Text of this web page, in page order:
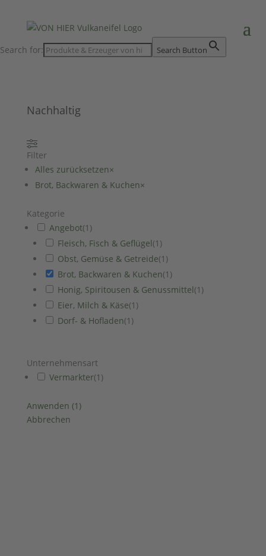
Search for: Search Button
Nachhaltig
Filter
Alles zurücksetzen×
Brot, Backwaren & Kuchen×
Kategorie
Angebot(1 )
Fleisch, Fisch & Geflügel(1 )
Obst, Gemüse & Getreide(1 )
Brot, Backwaren & Kuchen(1 )
Honig, Spiritousen & Genussmittel(1 )
Eier, Milch & Käse(1 )
Dorf- & Hofladen(1 )
Unternehmensart
Vermarkter(1 )
Anwenden (1 )
Abbrechen